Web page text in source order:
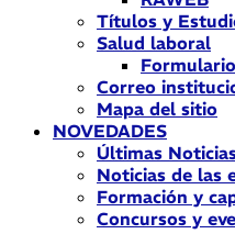
Títulos y
Salud laboral
Correo
Mapa del sitio
NOVEDADES
Últimas
Noticias de las
Formación y
Concursos y